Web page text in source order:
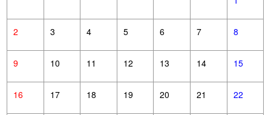
2 3 4 5 6 7 8
9 10 11 12 13 14 15
16 17 18 19 20 21 22